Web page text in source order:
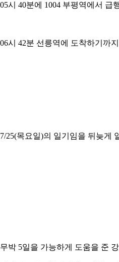
05시 40분에 1004 부평역에서 급
06시 42분 선릉역에 도착하기까
7/25(목요일)의 일기임을 뒤늦게
무박 5일을 가능하게 도움을 준